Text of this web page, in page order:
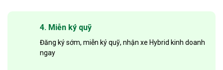
4. Miễn ký quỹ
Đăng ký sớm, miễn ký quỹ, nhận xe Hybrid kinh doanh
ngay